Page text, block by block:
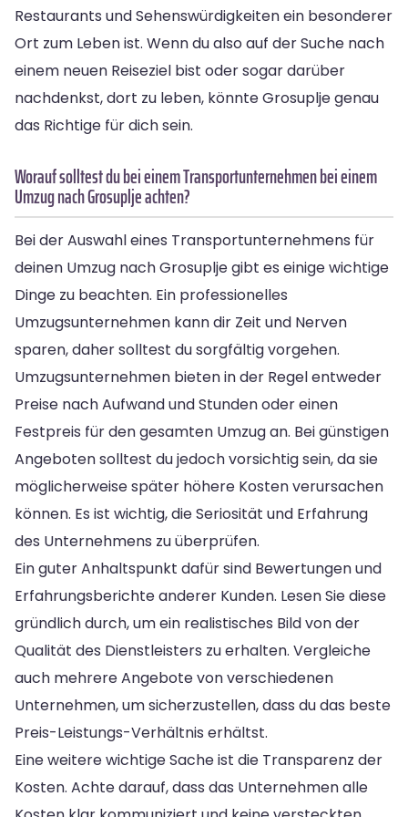
Restaurants und Sehenswürdigkeiten ein besonderer
Ort zum Leben ist. Wenn du also auf der Suche nach
einem neuen Reiseziel bist oder sogar darüber
nachdenkst, dort zu leben, könnte Grosuplje genau
das Richtige für dich sein.
Worauf solltest du bei einem Transportunternehmen bei einem
Umzug nach Grosuplje achten?
Bei der Auswahl eines Transportunternehmens für
deinen Umzug nach Grosuplje gibt es einige wichtige
Dinge zu beachten. Ein professionelles
Umzugsunternehmen kann dir Zeit und Nerven
sparen, daher solltest du sorgfältig vorgehen.
Umzugsunternehmen bieten in der Regel entweder
Preise nach Aufwand und Stunden oder einen
Festpreis für den gesamten Umzug an. Bei günstigen
Angeboten solltest du jedoch vorsichtig sein, da sie
möglicherweise später höhere Kosten verursachen
können. Es ist wichtig, die Seriosität und Erfahrung
des Unternehmens zu überprüfen.
Ein guter Anhaltspunkt dafür sind Bewertungen und
Erfahrungsberichte anderer Kunden. Lesen Sie diese
gründlich durch, um ein realistisches Bild von der
Qualität des Dienstleisters zu erhalten. Vergleiche
auch mehrere Angebote von verschiedenen
Unternehmen, um sicherzustellen, dass du das beste
Preis-Leistungs-Verhältnis erhältst.
Eine weitere wichtige Sache ist die Transparenz der
Kosten. Achte darauf, dass das Unternehmen alle